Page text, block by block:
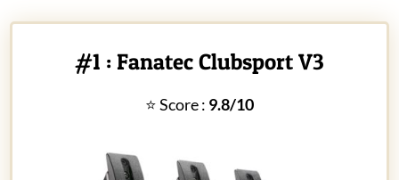
#1 : Fanatec Clubsport V3
⭐ Score : 9.8/10